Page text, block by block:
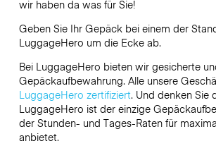
wir haben da was für Sie!
Geben Sie Ihr Gepäck bei einem der
LuggageHero um die Ecke ab.
Bei LuggageHero bieten wir gesicherte
Gepäckaufbewahrung. Alle unsere
LuggageHero zertifiziert. Und denken Sie
LuggageHero ist der einzige
der Stunden- und Tages-Raten für
anbietet.